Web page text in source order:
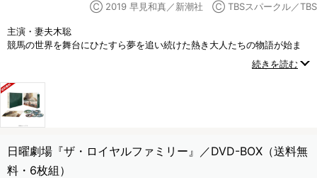
Ⓒ 2019 早見和真／新潮社 Ⓒ TBSスパークル／TBS
主演・妻夫木聡
競馬の世界を舞台にひたすら夢を追い続けた熱き大人たちの物語が始ま
家族や仲間たちとの絆で奇跡を起こしていく人間と競走馬の20年にわた
る壮大なストーリー！
続きを読む
日曜劇場『ザ・ロイヤルファミリー』／DVD-BOX（送料無
料・6枚組）